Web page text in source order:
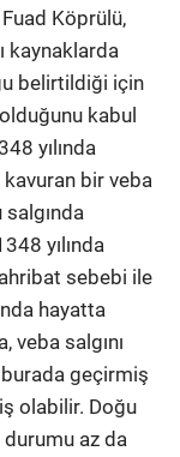
Köprülü,
kaynaklarda
belirtildiği için
kabul
yılında
kavuran bir veba
yılında
sebebi ile
hayatta
veba salgını
burada geçirmiş
olabilir. Doğu
az da